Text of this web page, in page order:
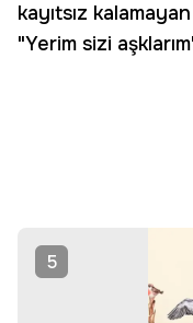
kayıtsız
"Yerim sizi
5